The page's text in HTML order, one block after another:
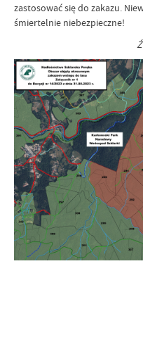
zastosować się do zakazu.
śmiertelnie niebezpieczne!